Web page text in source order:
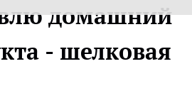
домашний
- шелковая